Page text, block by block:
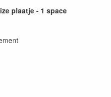
plaatje - 1 space